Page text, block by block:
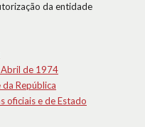
da entidade
de 1974
República
oficiais e de Estado